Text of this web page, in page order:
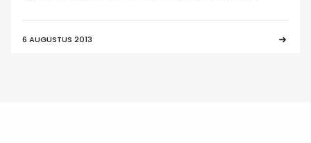
6 AUGUSTUS 2013